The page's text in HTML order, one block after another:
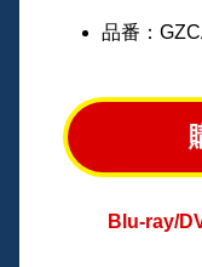
品番：
Blu-ray/